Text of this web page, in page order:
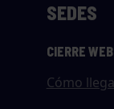
SEDES
CIERRE
Cómo